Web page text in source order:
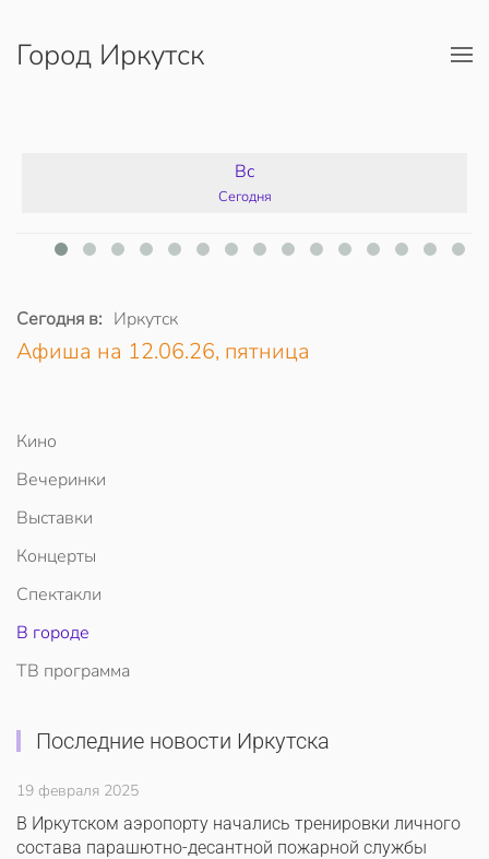
Перейти к содержимому
Город Иркутск
Вс
Сегодня
Сегодня в: Иркутск
Афиша на 12.06.26, пятница
Кино
Вечеринки
Выставки
Концерты
Спектакли
В городе
ТВ программа
Последние новости Иркутска
19 февраля 2025
В Иркутском аэропорту начались тренировки личного
состава парашютно-десантной пожарной службы